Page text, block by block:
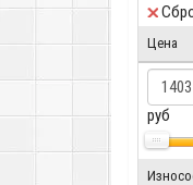
Цена
руб